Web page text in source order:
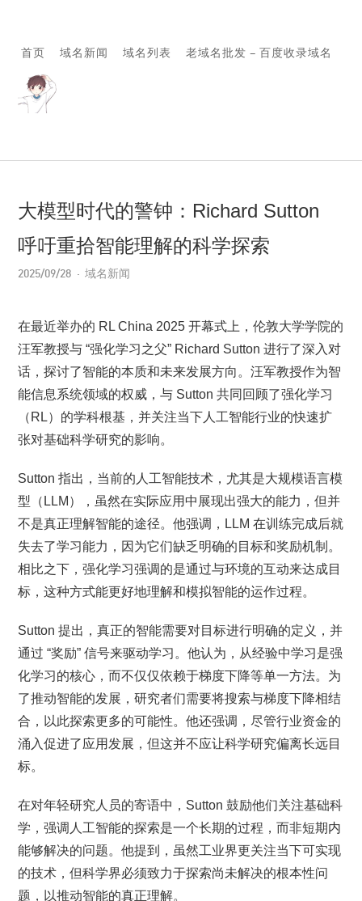
首页 域名新闻 域名列表 老域名批发 – 百度收录域名
大模型时代的警钟：Richard Sutton
呼吁重拾智能理解的科学探索
2025/09/28 域名新闻
在最近举办的 RL China 2025 开幕式上，伦敦大学学院的
汪军教授与 “强化学习之父” Richard Sutton 进行了深入对
话，探讨了智能的本质和未来发展方向。汪军教授作为智
能信息系统领域的权威，与 Sutton 共同回顾了强化学习
（RL）的学科根基，并关注当下人工智能行业的快速扩
张对基础科学研究的影响。
Sutton 指出，当前的人工智能技术，尤其是大规模语言模
型（LLM），虽然在实际应用中展现出强大的能力，但并
不是真正理解智能的途径。他强调，LLM 在训练完成后就
失去了学习能力，因为它们缺乏明确的目标和奖励机制。
相比之下，强化学习强调的是通过与环境的互动来达成目
标，这种方式能更好地理解和模拟智能的运作过程。
Sutton 提出，真正的智能需要对目标进行明确的定义，并
通过 “奖励” 信号来驱动学习。他认为，从经验中学习是强
化学习的核心，而不仅仅依赖于梯度下降等单一方法。为
了推动智能的发展，研究者们需要将搜索与梯度下降相结
合，以此探索更多的可能性。他还强调，尽管行业资金的
涌入促进了应用发展，但这并不应让科学研究偏离长远目
标。
在对年轻研究人员的寄语中，Sutton 鼓励他们关注基础科
学，强调人工智能的探索是一个长期的过程，而非短期内
能够解决的问题。他提到，虽然工业界更关注当下可实现
的技术，但科学界必须致力于探索尚未解决的根本性问
题，以推动智能的真正理解。